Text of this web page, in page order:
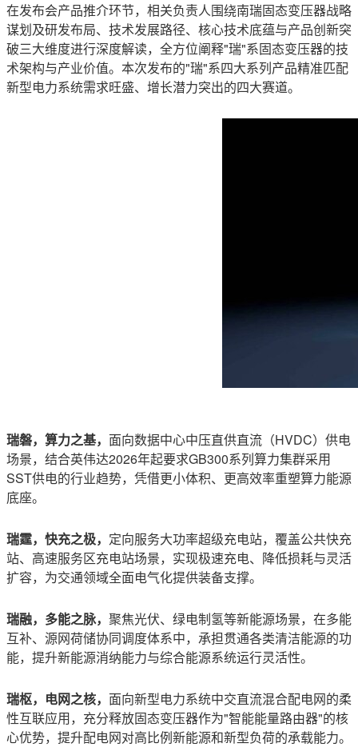
在发布会产品推介环节，相关负责人围绕南瑞固态变压器战略
谋划及研发布局、技术发展路径、核心技术底蕴与产品创新突
破三大维度进行深度解读，全方位阐释"瑞"系固态变压器的技
术架构与产业价值。本次发布的"瑞"系四大系列产品精准匹配
新型电力系统需求旺盛、增长潜力突出的四大赛道。
瑞磐，算力之基， 面向数据中心中压直供直流（HVDC）供电
场景，结合英伟达2026年起要求GB300系列算力集群采用
SST供电的行业趋势，凭借更小体积、更高效率重塑算力能源
底座。
瑞霆，快充之极， 定向服务大功率超级充电站，覆盖公共快充
站、高速服务区充电站场景，实现极速充电、降低损耗与灵活
扩容，为交通领域全面电气化提供装备支撑。
瑞融，多能之脉， 聚焦光伏、绿电制氢等新能源场景，在多能
互补、源网荷储协同调度体系中，承担贯通各类清洁能源的功
能，提升新能源消纳能力与综合能源系统运行灵活性。
瑞枢，电网之核， 面向新型电力系统中交直流混合配电网的柔
性互联应用，充分释放固态变压器作为"智能能量路由器"的核
心优势，提升配电网对高比例新能源和新型负荷的承载能力。